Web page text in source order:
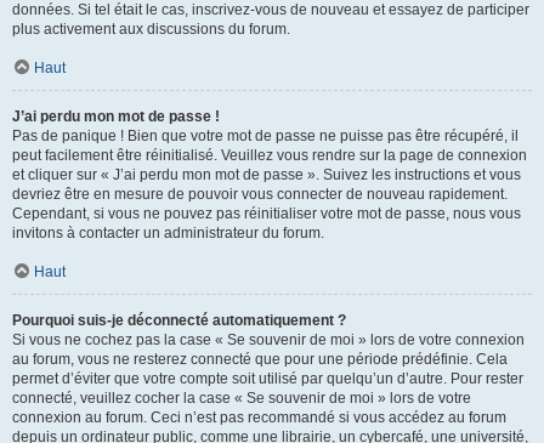
données. Si tel était le cas, inscrivez-vous de nouveau et essayez de participer
plus activement aux discussions du forum.
Haut
J’ai perdu mon mot de passe !
Pas de panique ! Bien que votre mot de passe ne puisse pas être récupéré, il
peut facilement être réinitialisé. Veuillez vous rendre sur la page de connexion
et cliquer sur « J’ai perdu mon mot de passe ». Suivez les instructions et vous
devriez être en mesure de pouvoir vous connecter de nouveau rapidement.
Cependant, si vous ne pouvez pas réinitialiser votre mot de passe, nous vous
invitons à contacter un administrateur du forum.
Haut
Pourquoi suis-je déconnecté automatiquement ?
Si vous ne cochez pas la case « Se souvenir de moi » lors de votre connexion
au forum, vous ne resterez connecté que pour une période prédéfinie. Cela
permet d’éviter que votre compte soit utilisé par quelqu’un d’autre. Pour rester
connecté, veuillez cocher la case « Se souvenir de moi » lors de votre
connexion au forum. Ceci n’est pas recommandé si vous accédez au forum
depuis un ordinateur public, comme une librairie, un cybercafé, une université,